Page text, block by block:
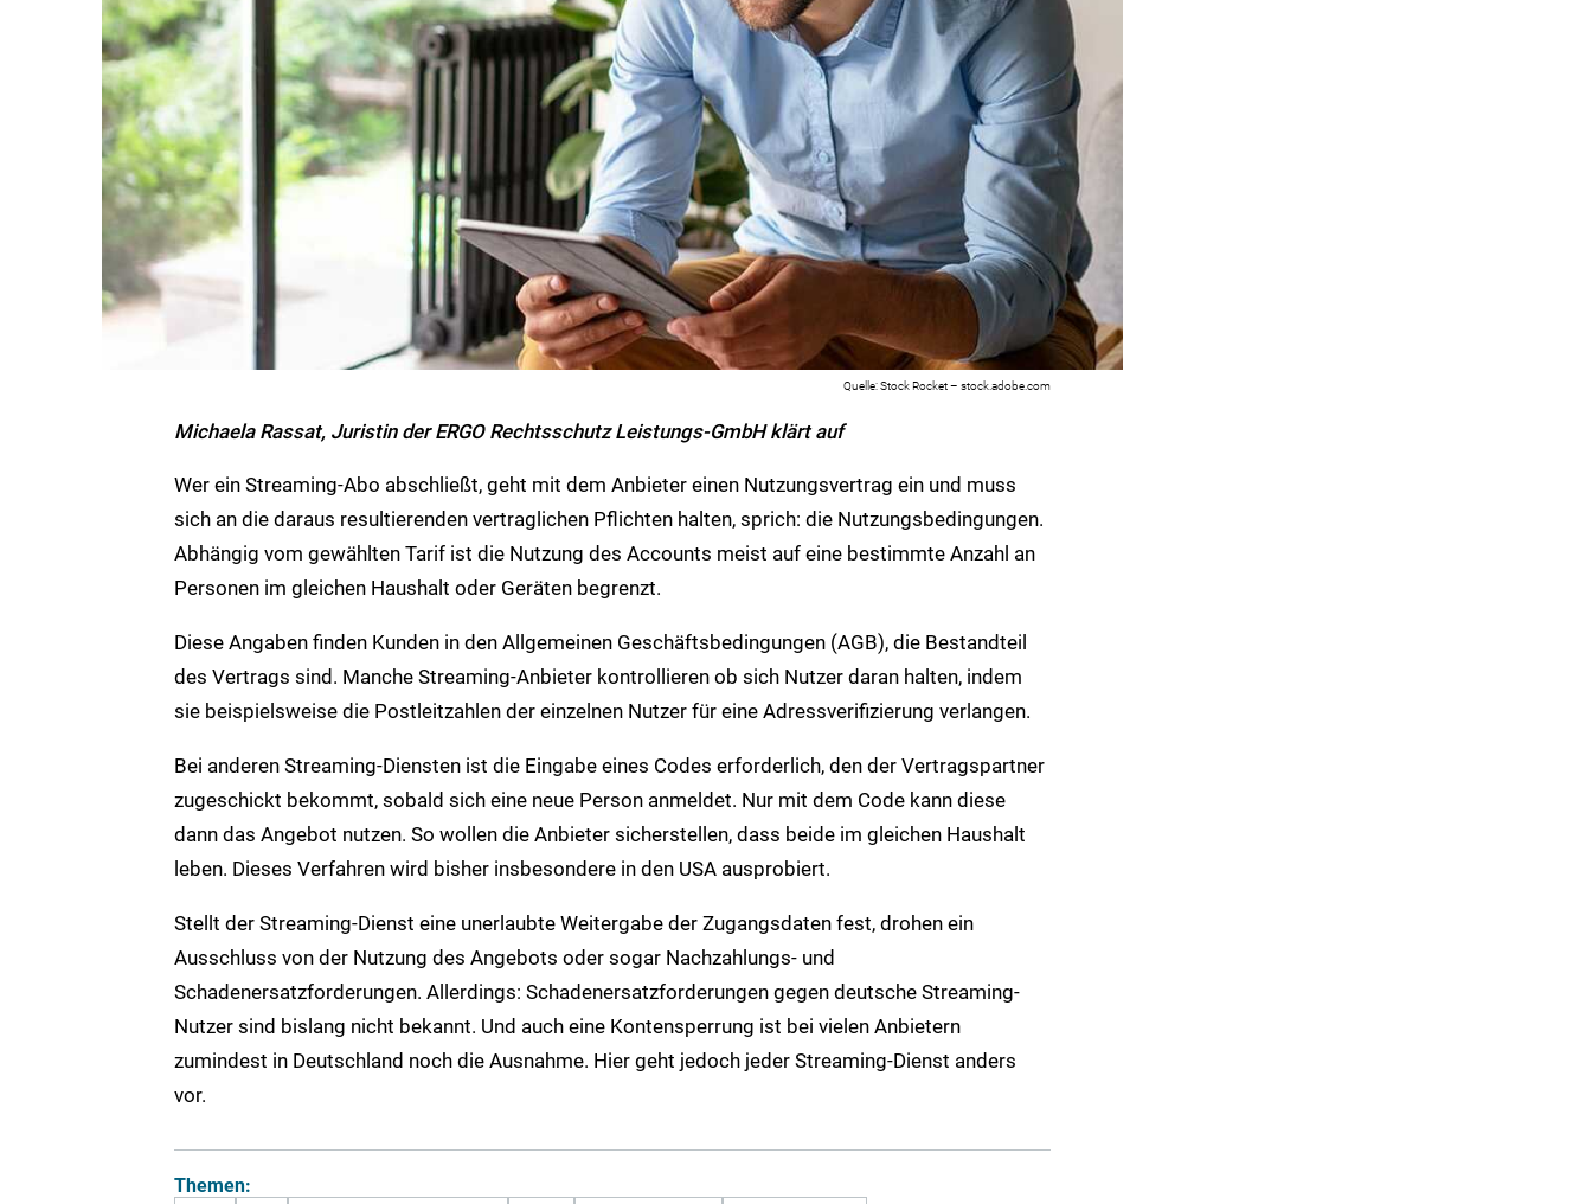
Stock Rocket – stock.adobe.com
Michaela Rassat, Juristin der ERGO Rechtsschutz Leistungs-GmbH klärt auf
Wer ein Streaming-Abo abschließt, geht mit dem Anbieter einen Nutzungsvertrag ein und muss
sich an die daraus resultierenden vertraglichen Pflichten halten, sprich: die Nutzungsbedingungen.
Abhängig vom gewählten Tarif ist die Nutzung des Accounts meist auf eine bestimmte Anzahl an
Personen im gleichen Haushalt oder Geräten begrenzt.
Diese Angaben finden Kunden in den Allgemeinen Geschäftsbedingungen (AGB), die Bestandteil
des Vertrags sind. Manche Streaming-Anbieter kontrollieren ob sich Nutzer daran halten, indem
sie beispielsweise die Postleitzahlen der einzelnen Nutzer für eine Adressverifizierung verlangen.
Bei anderen Streaming-Diensten ist die Eingabe eines Codes erforderlich, den der Vertragspartner
zugeschickt bekommt, sobald sich eine neue Person anmeldet. Nur mit dem Code kann diese
dann das Angebot nutzen. So wollen die Anbieter sicherstellen, dass beide im gleichen Haushalt
leben. Dieses Verfahren wird bisher insbesondere in den USA ausprobiert.
Stellt der Streaming-Dienst eine unerlaubte Weitergabe der Zugangsdaten fest, drohen ein
Ausschluss von der Nutzung des Angebots oder sogar Nachzahlungs- und
Schadenersatzforderungen. Allerdings: Schadenersatzforderungen gegen deutsche Streaming-
Nutzer sind bislang nicht bekannt. Und auch eine Kontensperrung ist bei vielen Anbietern
zumindest in Deutschland noch die Ausnahme. Hier geht jedoch jeder Streaming-Dienst anders
vor.
Themen: